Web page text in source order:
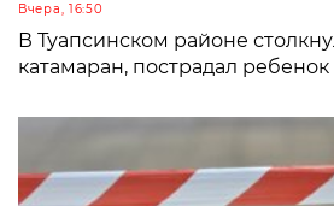
Вчера, 16:50
В Туапсинском районе
катамаран, пострадал ребенок